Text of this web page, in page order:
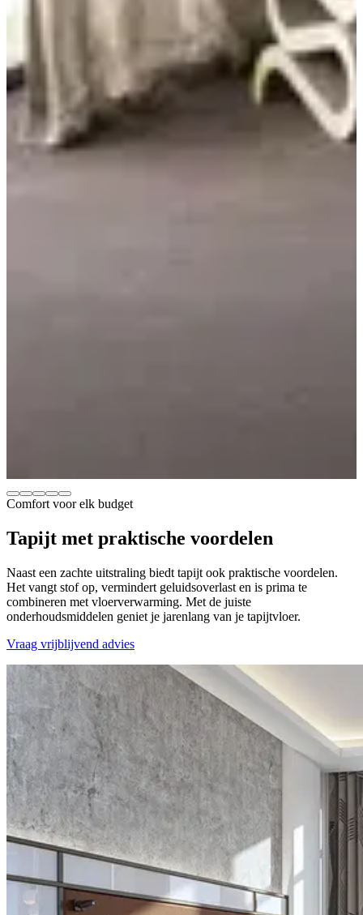
Comfort voor elk budget
Tapijt met praktische voordelen
Naast een zachte uitstraling biedt tapijt ook praktische voordelen.
Het vangt stof op, vermindert geluidsoverlast en is prima te
combineren met vloerverwarming. Met de juiste
onderhoudsmiddelen geniet je jarenlang van je tapijtvloer.
Vraag vrijblijvend advies